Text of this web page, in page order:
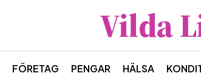
Vilda
FÖRETAG PENGAR HÄLSA